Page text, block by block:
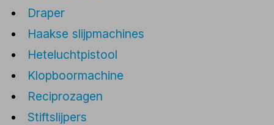
Draper
Haakse slijpmachines
Heteluchtpistool
Klopboormachine
Reciprozagen
Stiftslijpers